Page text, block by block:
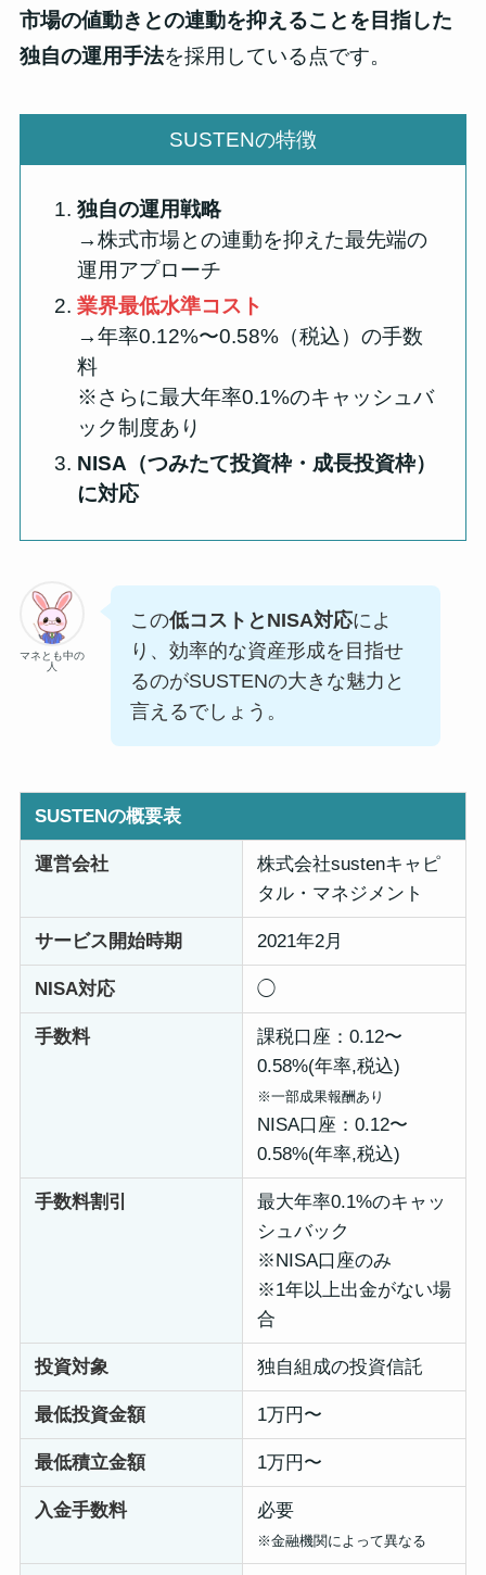
市場の値動きとの連動を抑えることを目指した
独自の運用手法を採用している点です。
SUSTENの特徴
独自の運用戦略
→株式市場との連動を抑えた最先端の
運用アプローチ
業界最低水準コスト
→年率0.12%〜0.58%（税込）の手数
料
※さらに最大年率0.1%のキャッシュバ
ック制度あり
NISA（つみたて投資枠・成長投資枠）
に対応
マネとも中の
人
この低コストとNISA対応によ
り、効率的な資産形成を目指せ
るのがSUSTENの大きな魅力と
言えるでしょう。
SUSTENの概要表
運営会社
株式会社sustenキャピ
タル・マネジメント
サービス開始時期 2021年2月
NISA対応 ◯
手数料
課税口座：0.12〜
0.58%(年率,税込)
※一部成果報酬あり
NISA口座：0.12〜
0.58%(年率,税込)
手数料割引
最大年率0.1%のキャッ
シュバック
※NISA口座のみ
※1年以上出金がない場
合
投資対象 独自組成の投資信託
最低投資金額 1万円〜
最低積立金額 1万円〜
入金手数料 必要
※金融機関によって異なる